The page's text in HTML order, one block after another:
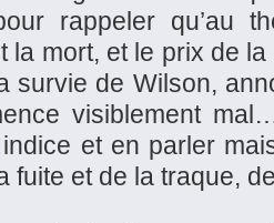
rappeler qu’au
la mort, et le prix de
survie de Wilson,
visiblement
et en parler
fuite et de la traque,